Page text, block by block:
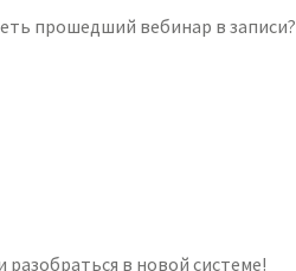
прошедший вебинар в записи?
разобраться в новой системе!